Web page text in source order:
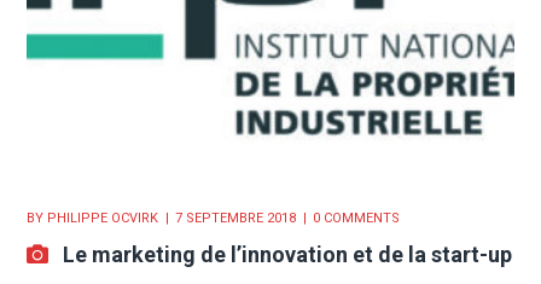
BY PHILIPPE OCVIRK 7 SEPTEMBRE 2018 0 COMMENTS
Le marketing de l’innovation et de la start-up